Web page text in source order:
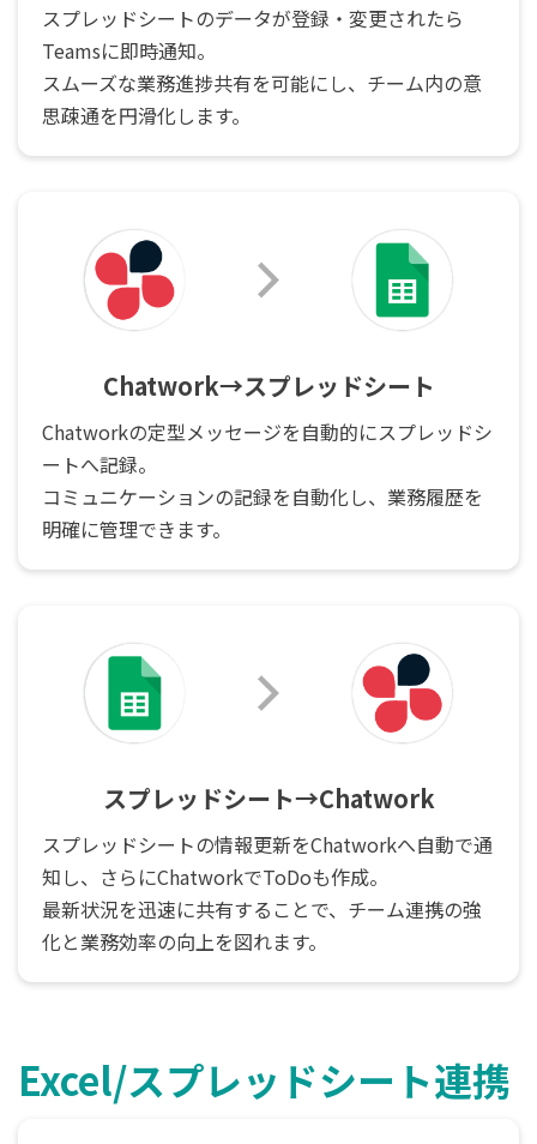
スプレッドシートのデータが登録・変更されたら
Teamsに即時通知。
スムーズな業務進捗共有を可能にし、チーム内の意
思疎通を円滑化します。
Chatwork→スプレッドシート
Chatworkの定型メッセージを自動的にスプレッドシ
ートへ記録。
コミュニケーションの記録を自動化し、業務履歴を
明確に管理できます。
スプレッドシート→Chatwork
スプレッドシートの情報更新をChatworkへ自動で通
知し、さらにChatworkでToDoも作成。
最新状況を迅速に共有することで、チーム連携の強
化と業務効率の向上を図れます。
Excel/スプレッドシート連携